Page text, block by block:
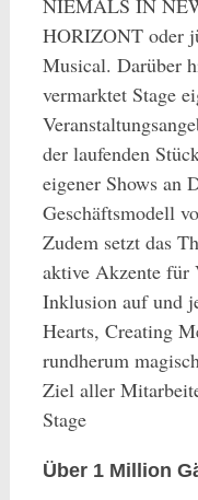
NIEMALS IN
HORIZONT oder
Musical. Darüber
vermarktet Stage
der laufenden
eigener Shows an
Geschäftsmodell
Zudem setzt das
aktive Akzente für
Inklusion auf und
Hearts, Creating
rundherum
Ziel aller
Stage
Über 1 Million